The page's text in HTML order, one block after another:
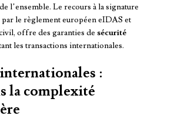
l’ensemble. Le recours à la signature
le règlement européen eIDAS et
offre des garanties de sécurité
les transactions internationales.
:
la complexité